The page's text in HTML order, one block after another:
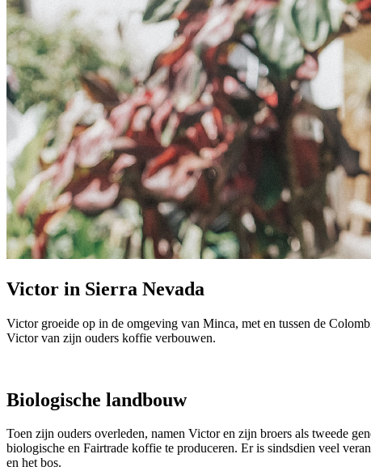
Victor in Sierra Nevada
Victor groeide op in de omgeving van Minca, met en tussen de
Victor van zijn ouders koffie verbouwen.
Biologische landbouw
Toen zijn ouders overleden, namen Victor en zijn broers als tweede
biologische en Fairtrade koffie te produceren. Er is sindsdien veel
en het bos.